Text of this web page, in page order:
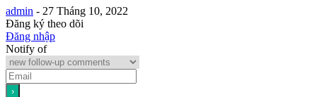
admin - 27 Tháng 10, 2022
Đăng ký theo dõi
Đăng nhập
Notify of